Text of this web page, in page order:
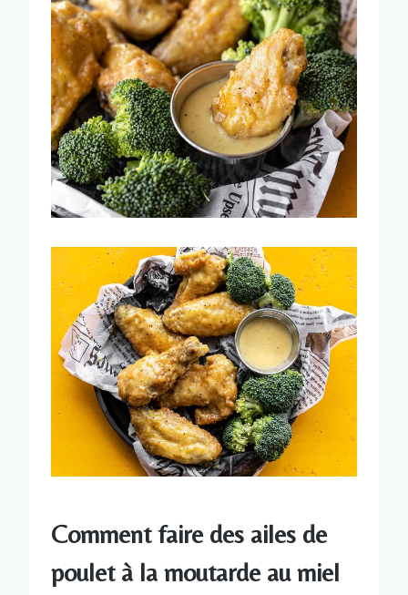
Comment faire des ailes de
poulet à la moutarde au miel